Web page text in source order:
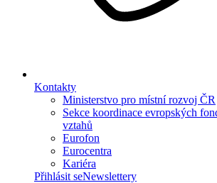
Kontakty
Ministerstvo pro místní rozvoj ČR
Sekce koordinace evropských
vztahů
Eurofon
Eurocentra
Kariéra
Přihlásit seNewslettery